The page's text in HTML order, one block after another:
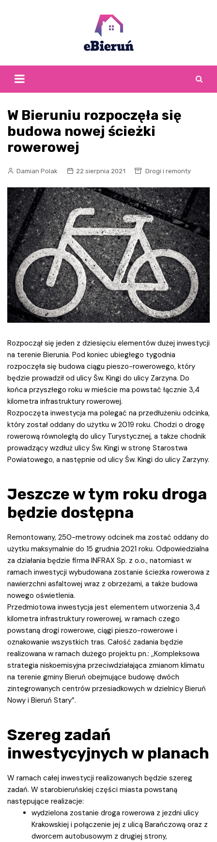
W Bieruniu rozpoczęła się
budowa nowej ścieżki
rowerowej
Damian Polak 22 sierpnia 2021 Drogi i remonty
Rozpoczął się jeden z dziesięciu elementów dużej inwestycji
na terenie Bierunia. Pod koniec ubiegłego tygodnia
rozpoczęła się budowa ciągu pieszo-rowerowego, który
będzie prowadził od ulicy Św. Kingi do ulicy Zarzyna. Do
końca przyszłego roku w mieście ma powstać łącznie 3,4
kilometra infrastruktury rowerowej.
Rozpoczęta inwestycja ma polegać na przedłużeniu odcinka,
który został oddany do użytku w 2019 roku. Chodzi o drogę
rowerową równoległą do ulicy Turystycznej, a także chodnik
prowadzący wzdłuż ulicy Św. Kingi w stronę Starostwa
Powiatowego, a następnie od ulicy Św. Kingi do ulicy Zarzyny.
Jeszcze w tym roku droga
będzie dostępna
Remontowany, 250-metrowy odcinek ma zostać oddany do
użytku maksymalnie do 15 grudnia 2021 roku. Odpowiedzialna
za działania będzie firma INFRAX Sp. z o.o., natomiast w
ramach inwestycji wybudowana zostanie ścieżka rowerowa z
nawierzchni asfaltowej wraz z obrzeżami, a także budowa
nowego oświetlenia.
Przedmiotowa inwestycja jest elementem utworzenia 3,4
kilometra infrastruktury rowerowej, w ramach czego
powstaną drogi rowerowe, ciągi pieszo-rowerowe i
oznakowanie wszystkich tras. Całość zadania będzie
realizowana w ramach dużego projektu pn.: ,,Kompleksowa
strategia niskoemisyjna przeciwdziałająca zmianom klimatu
na terenie gminy Bieruń obejmujące budowę dwóch
zintegrowanych centrów przesiadkowych w dzielnicy Bieruń
Nowy i Bieruń Stary”.
Szereg zadań
inwestycyjnych w planach
W ramach całej inwestycji realizowanych będzie szereg
zadań. W starobieruńskiej części miasta powstaną
następujące realizacje:
wydzielona zostanie droga rowerowa z jezdni ulicy
Krakowskiej i połączenie jej z ulicą Barańczową oraz z
dworcem autobusowym z drugiej strony,